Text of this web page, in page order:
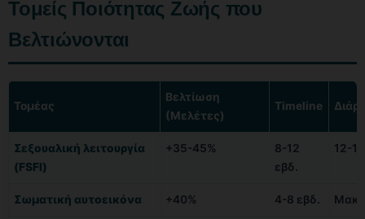
Τομείς Ποιότητας Ζωής που
Βελτιώνονται
Τομέας
Βελτίωση
(Μελέτες)
Timeline
Σεξουαλική λειτουργία
(FSFI)
+35-45%
8-12
εβδ.
12-
Σωματική αυτοεικόνα +40% 4-8 εβδ.